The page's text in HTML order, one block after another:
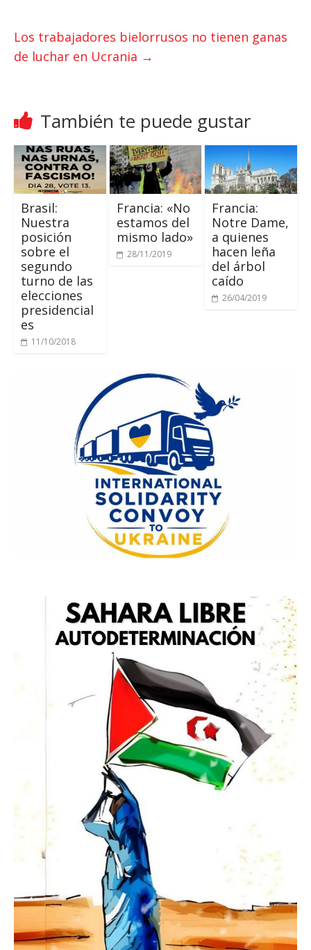
p
k
Los trabajadores bielorrusos no tienen ganas
de luchar en Ucrania →
También te puede gustar
Brasil:
Nuestra
posición
sobre el
segundo
turno de las
elecciones
presidencial
es
11/10/2018
Francia: «No
estamos del
mismo lado»
28/11/2019
Francia:
Notre Dame,
a quienes
hacen leña
del árbol
caído
26/04/2019